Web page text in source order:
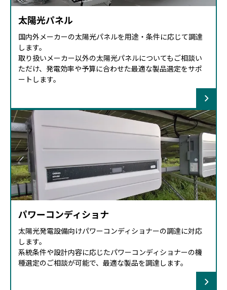
太陽光パネル
国内外メーカーの太陽光パネルを用途・条件に応じて調達
します。
取り扱いメーカー以外の太陽光パネルについてもご相談い
ただけ、発電効率や予算に合わせた最適な製品選定をサポ
ートします。
パワーコンディショナ
太陽光発電設備向けパワーコンディショナーの調達に対応
します。
系統条件や設計内容に応じたパワーコンディショナーの機
種選定のご相談が可能で、最適な製品を調達します。